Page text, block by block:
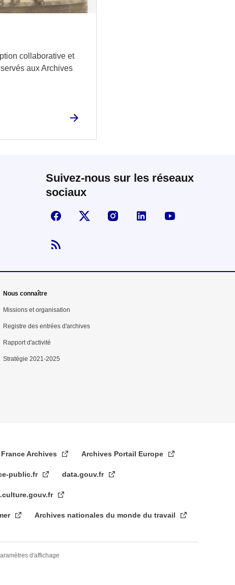
collaborative et
aux Archives
Suivez-nous sur les réseaux
sociaux
Suivez-nous sur Facebook
Visiter la page XVisiter la page Instagram
linkedin
Nous connaître
Missions et organisation
Registre des entrées d'archives
Rapport d'activité
Stratégie 2021-2025
France Archives Archives Portail Europe
public.fr data.gouv.fr
Archives nationales du monde du travail
d'affichage